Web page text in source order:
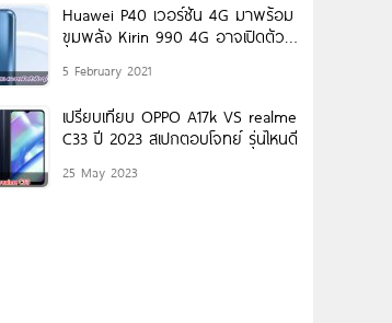
Huawei P40 เวอร์ชัน 4G มาพร้อม
ขุมพลัง Kirin 990 4G อาจเปิดตัว
5 February 2021
เปรียบเทียบ OPPO A17k VS realme
C33 ปี 2023 สเปกตอบโจทย์ รุ่นไหนดี
25 May 2023